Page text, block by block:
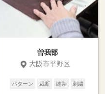
曽我部
大阪市平野区
パターン 裁断 縫製 刺繍